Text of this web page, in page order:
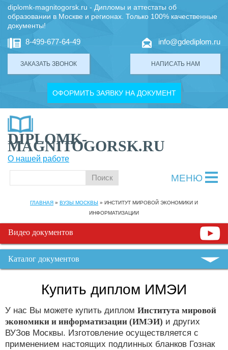
diplomk-magnitogorsk.ru - Дипломы и аттестаты об
образовании в Москве и регионах. Только 100% качественные
документы!
8-499-677-64-49
ЗАКАЗАТЬ ЗВОНОК
info@gdediplom.ru
НАПИСАТЬ НАМ
ОФОРМИТЬ ЗАЯВКУ НА ДОКУМЕНТ
DIPLOMK-
MAGNITOGORSK.RU
О нашей работе
МЕНЮ
ГЛАВНАЯ » ВУЗЫ МОСКВЫ » ИНСТИТУТ МИРОВОЙ ЭКОНОМИКИ И
ИНФОРМАТИЗАЦИИ
Видео документов
Каталог документов
Купить диплом ИМЭИ
У нас Вы можете купить диплом Института мировой
экономики и информатизации (ИМЭИ) и других
ВУЗов Москвы. Изготовление осуществляется с
применением настоящих подлинных бланков Гознак